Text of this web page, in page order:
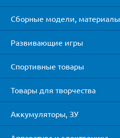
Сборные модели, материалы
Развивающие игры
Спортивные товары
Товары для творчества
Аккумуляторы, ЗУ